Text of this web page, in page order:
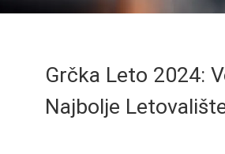
Grčka Leto 2024:
Najbolje